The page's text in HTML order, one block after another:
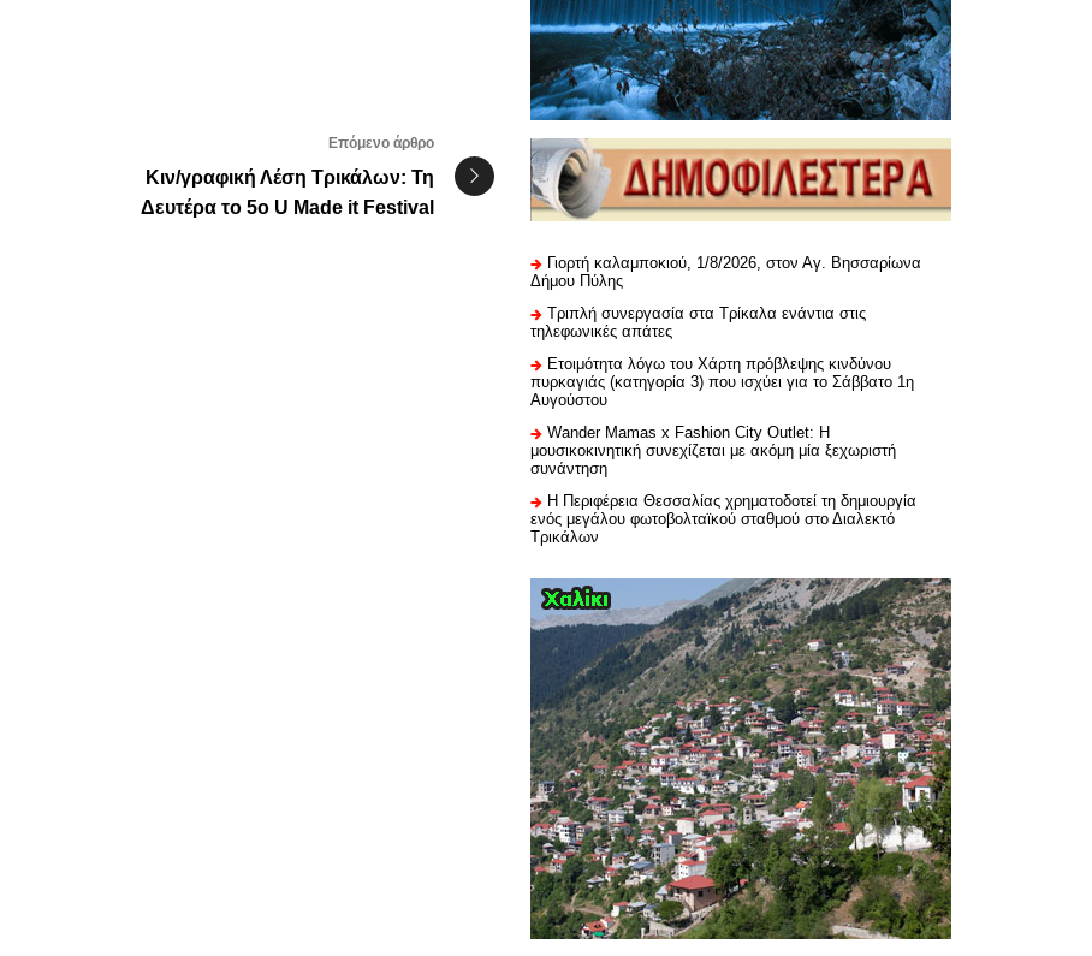
Επόμενο άρθρο
Κιν/γραφική Λέση Τρικάλων: Τη
Δευτέρα το 5ο U Made it Festival
Γιορτή καλαμποκιού, 1/8/2026, στον Αγ. Βησσαρίωνα
Δήμου Πύλης
Τριπλή συνεργασία στα Τρίκαλα ενάντια στις
τηλεφωνικές απάτες
Ετοιμότητα λόγω του Χάρτη πρόβλεψης κινδύνου
πυρκαγιάς (κατηγορία 3) που ισχύει για το Σάββατο 1η
Αυγούστου
Wander Mamas x Fashion City Outlet: Η
μουσικοκινητική συνεχίζεται με ακόμη μία ξεχωριστή
συνάντηση
H Περιφέρεια Θεσσαλίας χρηματοδοτεί τη δημιουργία
ενός μεγάλου φωτοβολταϊκού σταθμού στο Διαλεκτό
Τρικάλων